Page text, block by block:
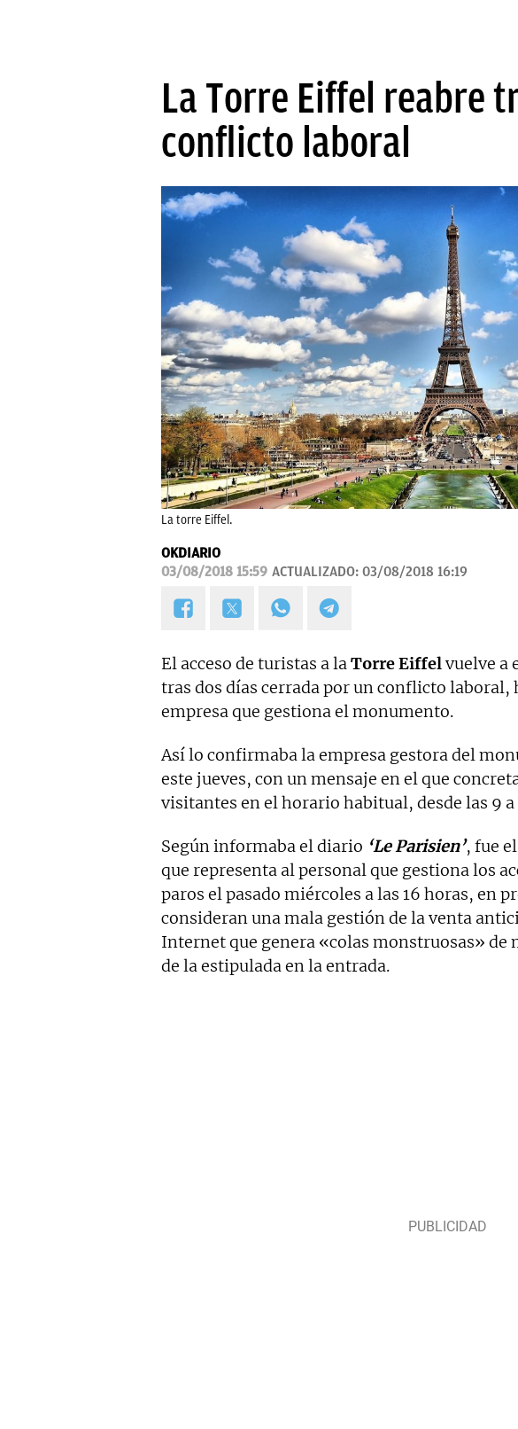
La Torre Eiffel reabre
conflicto laboral
La torre Eiffel.
OKDIARIO
03/08/2018 15:59 ACTUALIZADO: 03/08/2018 16:19
El acceso de turistas a laTorre Eiffelvuelve a
tras dos días cerrada por un conflicto laboral,
empresa que gestiona el monumento.
Así lo confirmaba la empresa gestora del
este jueves, con un mensaje en el que
visitantes en el horario habitual, desde las 9 a
Según informaba el diario ‘Le Parisien’, fue
que representa al personal que gestiona los
paros el pasado miércoles a las 16 horas, en
consideran una mala gestión de la venta
Internet que genera «colas monstruosas» de
de la estipulada en la entrada.